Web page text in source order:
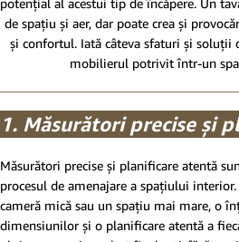
potențial al acestui tip de încăpere. Un
de spațiu și aer, dar poate crea și
și confortul. Iată câteva sfaturi și soluții
mobilierul potrivit într-un
1. Măsurători precise și
Măsurători precise și planificare atentă
procesul de amenajare a spațiului
cameră mică sau un spațiu mai mare, o
dimensiunilor și o planificare atentă a